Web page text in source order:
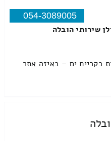
054-3089005
שירותי הובלה
בקריית ים – באיזה אתר